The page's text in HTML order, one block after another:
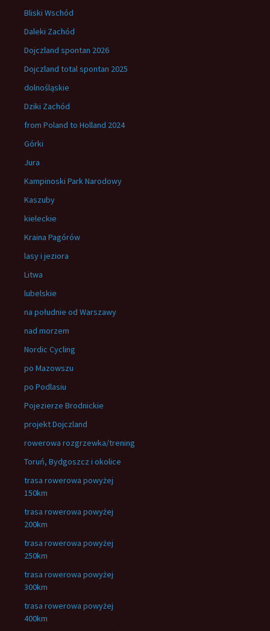
Bliski Wschód
Daleki Zachód
Dojczland spontan 2026
Dojczland total spontan 2025
dolnośląskie
Dziki Zachód
from Poland to Holland 2024
Górki
Jura
Kampinoski Park Narodowy
Kaszuby
kieleckie
Kraina Pagórów
lasy i jeziora
Litwa
lubelskie
na południe od Warszawy
nad morzem
Nordic Cycling
po Mazowszu
po Podlasiu
Pojezierze Brodnickie
projekt Dojczland
rowerowa rozgrzewka/trening
Toruń, Bydgoszcz i okolice
trasa rowerowa powyżej
150km
trasa rowerowa powyżej
200km
trasa rowerowa powyżej
250km
trasa rowerowa powyżej
300km
trasa rowerowa powyżej
400km